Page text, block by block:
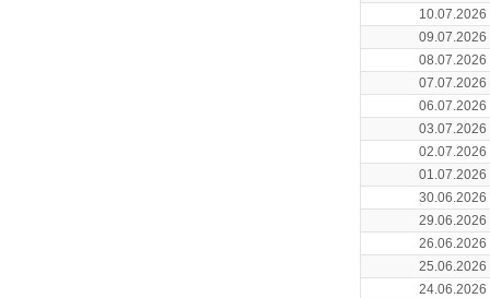
10.07.2026
09.07.2026
08.07.2026
07.07.2026
06.07.2026
03.07.2026
02.07.2026
01.07.2026
30.06.2026
29.06.2026
26.06.2026
25.06.2026
24.06.2026